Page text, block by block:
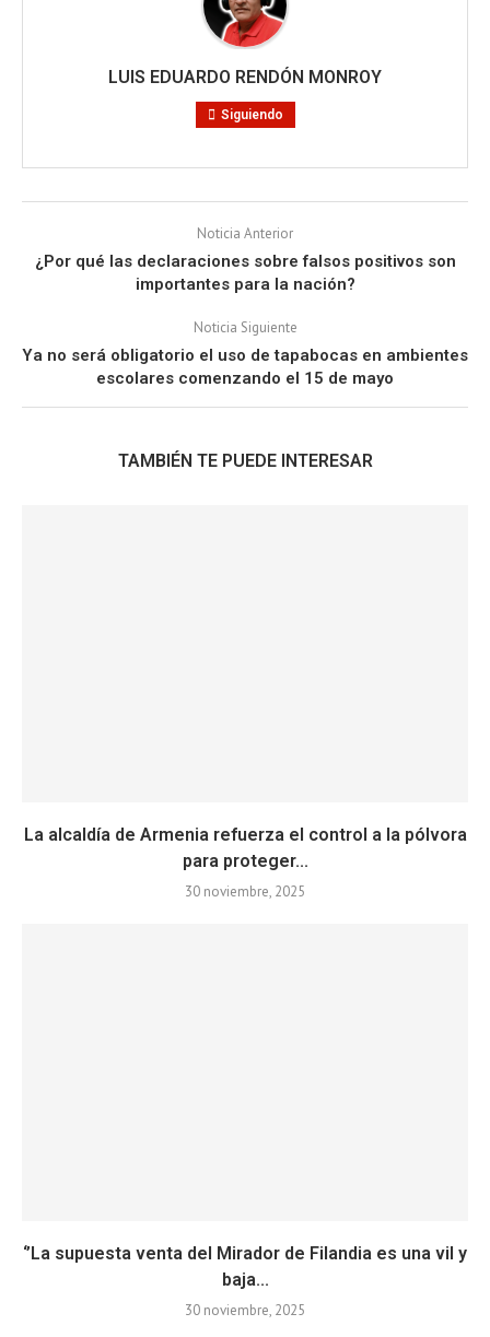
LUIS EDUARDO RENDÓN MONROY
Siguiendo
Noticia Anterior
¿Por qué las declaraciones sobre falsos positivos son
importantes para la nación?
Noticia Siguiente
Ya no será obligatorio el uso de tapabocas en ambientes
escolares comenzando el 15 de mayo
TAMBIÉN TE PUEDE INTERESAR
La alcaldía de Armenia refuerza el control a la pólvora
para proteger...
30 noviembre, 2025
‘’La supuesta venta del Mirador de Filandia es una vil y
baja...
30 noviembre, 2025